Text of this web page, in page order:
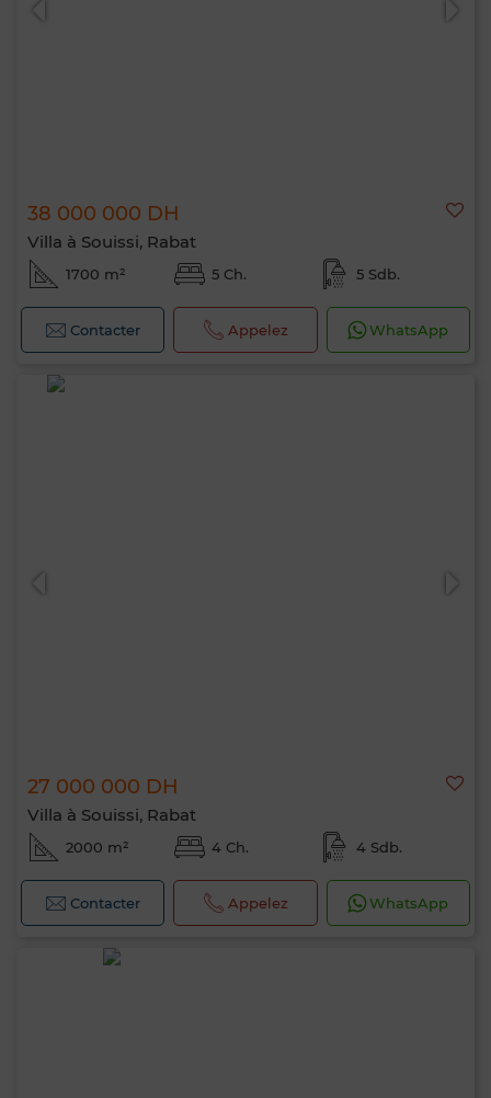
38 000 000 DH
Villa à Souissi, Rabat
1700 m² 5 Ch. 5 Sdb.
Contacter Appelez WhatsApp
27 000 000 DH
Villa à Souissi, Rabat
2000 m² 4 Ch. 4 Sdb.
Contacter Appelez WhatsApp